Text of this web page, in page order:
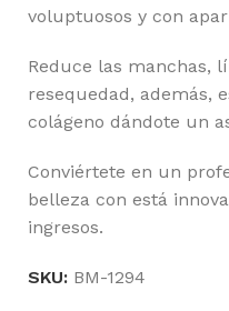
voluptuosos y con
Reduce las manchas,
resequedad, además,
colágeno dándote un
Conviértete en un
belleza con está
ingresos.
SKU: BM-1294